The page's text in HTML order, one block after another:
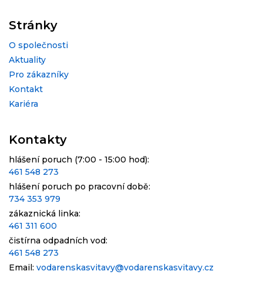
Stránky
O společnosti
Aktuality
Pro zákazníky
Kontakt
Kariéra
Kontakty
hlášení poruch (7:00 - 15:00 hod):
461 548 273
hlášení poruch po pracovní době:
734 353 979
zákaznická linka:
461 311 600
čistírna odpadních vod:
461 548 273
Email: vodarenskasvitavy@vodarenskasvitavy.cz